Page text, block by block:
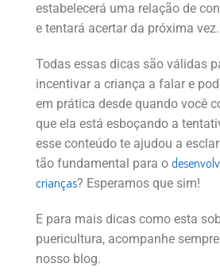
estabelecerá uma relação de
e tentará acertar da próxima vez.
Todas essas dicas são válidas
incentivar a criança a falar e
em prática desde quando você
que ela está esboçando a
esse conteúdo te ajudou a
tão fundamental para o
crianças? Esperamos que sim!
E para mais dicas como esta
puericultura, acompanhe
nosso blog.